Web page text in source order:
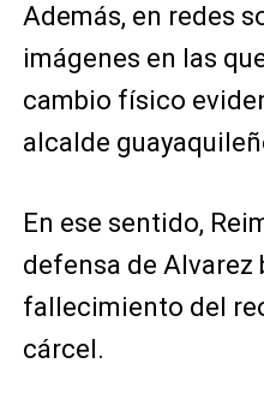
Además, en redes
imágenes en las
cambio físico
alcalde
En ese sentido,
defensa de Alvarez
fallecimiento del
cárcel.